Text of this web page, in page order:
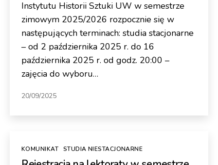
Instytutu Historii Sztuki UW w semestrze
zimowym 2025/2026 rozpocznie się w
następujących terminach: studia stacjonarne
– od 2 października 2025 r. do 16
października 2025 r. od godz. 20:00 –
zajęcia do wyboru…
20/09/2025
Kategorie
KOMUNIKAT STUDIA NIESTACJONARNE